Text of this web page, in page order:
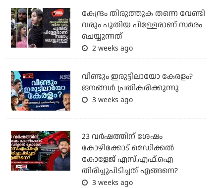
കേന്ദ്രം തിരുത്തുക തന്നെ വേണ്ടി
വരും പുതിയ പിള്ളേരാണ് സമരം
ചെയ്യുന്നത്
2 weeks ago
വീണ്ടും ഇരുട്ടിലായോ കേരളം?
ജനങ്ങൾ പ്രതികരിക്കുന്നു
3 weeks ago
23 വർഷത്തിന് ശേഷം
കോഴിക്കോട് മെഡിക്കൽ
കോളേജ് എസ്.എഫ്.ഐ
തിരിച്ചുപിടിച്ചത് എങ്ങനെ?
3 weeks ago